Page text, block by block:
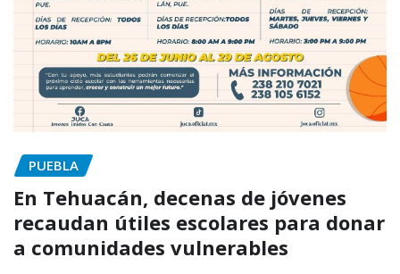
PUEBLA
En Tehuacán, decenas de jóvenes
recaudan útiles escolares para donar
a comunidades vulnerables